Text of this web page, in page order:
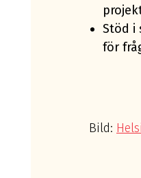
Stöd i
för
Bild: